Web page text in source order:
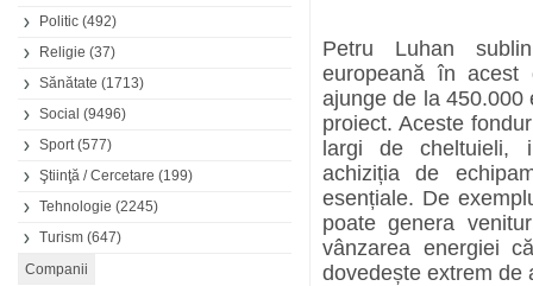
Politic (492)
Religie (37)
Sănătate (1713)
Social (9496)
Sport(577)
Ştiinţă / Cercetare (199)
Tehnologie (2245)
Turism (647)
Petru Luhan
europeană în acest
ajunge de la 450.000
proiect. Aceste
largi de cheltuieli,
achiziția de
esențiale. De
poate genera
vânzarea energiei
dovedește extrem de